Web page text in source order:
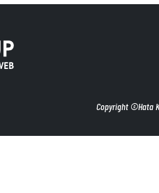
Copyright ©Hata